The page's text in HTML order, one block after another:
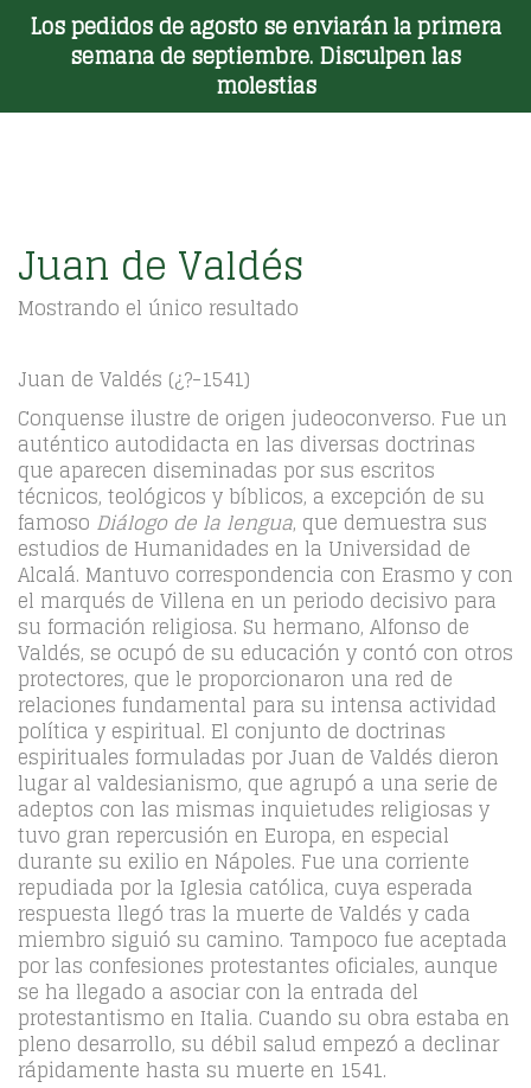
Los pedidos de agosto se enviarán la primera
semana de septiembre. Disculpen las
molestias
Toggle Menu
Juan de Valdés
Mostrando el único resultado
Juan de Valdés (¿?-1541)
Conquense ilustre de origen judeoconverso. Fue un
auténtico autodidacta en las diversas doctrinas
que aparecen diseminadas por sus escritos
técnicos, teológicos y bíblicos, a excepción de su
famoso Diálogo de la lengua, que demuestra sus
estudios de Humanidades en la Universidad de
Alcalá. Mantuvo correspondencia con Erasmo y con
el marqués de Villena en un periodo decisivo para
su formación religiosa. Su hermano, Alfonso de
Valdés, se ocupó de su educación y contó con otros
protectores, que le proporcionaron una red de
relaciones fundamental para su intensa actividad
política y espiritual. El conjunto de doctrinas
espirituales formuladas por Juan de Valdés dieron
lugar al valdesianismo, que agrupó a una serie de
adeptos con las mismas inquietudes religiosas y
tuvo gran repercusión en Europa, en especial
durante su exilio en Nápoles. Fue una corriente
repudiada por la Iglesia católica, cuya esperada
respuesta llegó tras la muerte de Valdés y cada
miembro siguió su camino. Tampoco fue aceptada
por las confesiones protestantes oficiales, aunque
se ha llegado a asociar con la entrada del
protestantismo en Italia. Cuando su obra estaba en
pleno desarrollo, su débil salud empezó a declinar
rápidamente hasta su muerte en 1541.